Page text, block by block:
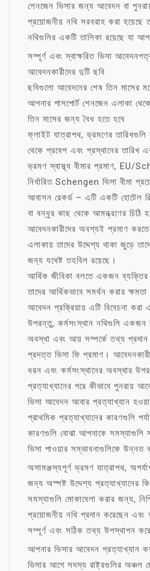
শেনজেন ভিসার জন্য আবেদন বা
প্রয়োজনীয় নথি সরবরাহ করা হয়েছে
নথিগুলির একটি তালিকা রয়েছে যা
সম্পূর্ণ এবং স্বাক্ষরিত ভিসা
আবেদনকারীদের দুটি ছবি
ছবিগুলো আবেদনের শেষ তিন মাসের
আপনার পাসপোর্ট শেনজেন এলাকা
তিন মাসের জন্য বৈধ হতে হবে
ফ্লাইট যাত্রাপথ, ভ্রমণের
থেকে প্রবেশ এবং প্রস্থানের তারিখ
ভ্রমণ স্বাস্থ্য বীমার প্রমাণ, EU/
নির্ধারিত Schengen ভিসা বীমা
আবাসন রেকর্ড – এটি একটি হোটেল
বা বন্ধুর কাছ থেকে আমন্ত্রণের চিঠি
আবেদনকারীদের অবশ্যই প্রমাণ করতে
এলাকায় তাদের উদ্দেশ্য থাকা জুড়ে
জন্য যথেষ্ট তহবিল রয়েছে।
আর্থিক জীবিকা বলতে একজন ব্যক্তির
তাদের আর্থিকভাবে সমর্থন করার
আবেদন প্রক্রিয়ায় এটি বিবেচনা করা
উপরন্তু, কর্মসংস্থান নথিগুলি একজন
অবস্থা এবং আয় সম্পর্কে তথ্য প্রদান
প্রদত্ত ভিসা ফি প্রমাণ।
ধরন এবং কর্মসংস্থানের অবস্থার উপর
প্রত্যাখ্যানের পরে কীভাবে পুনরায়
ভিসা আবেদন আবার প্রত্যাখ্যান
প্রাথমিক প্রত্যাখ্যানের কারণগুলি
কারণগুলি বোঝা আপনাকে সমস্যাগুলি
ভিসা পাওয়ার সম্ভাবনাগুলিকে উন্নত
অসামঞ্জস্যপূর্ণ ভ্রমণ যাত্রাপথ,
জন্য অস্পষ্ট উদ্দেশ্য প্রত্যাখ্যানের
সমস্যাগুলি মোকাবেলা করার জন্য,
প্রয়োজনীয় নথি প্রদান করেছেন এবং
সম্পূর্ণ এবং সঠিক তথ্য উপস্থাপন
আপনার ভিসার আবেদন প্রত্যাখ্যান
ভিসার আগে সদস্য রাষ্ট্রগুলির অঞ্চল